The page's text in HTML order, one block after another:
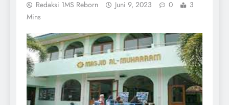
Redaksi 1MS Reborn Juni 9, 2023 0
3
Mins